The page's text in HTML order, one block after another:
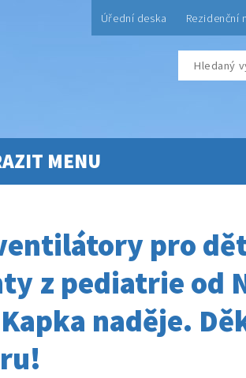
Úřední deska Rezidenční
MENU
pro
z pediatrie od
naděje.